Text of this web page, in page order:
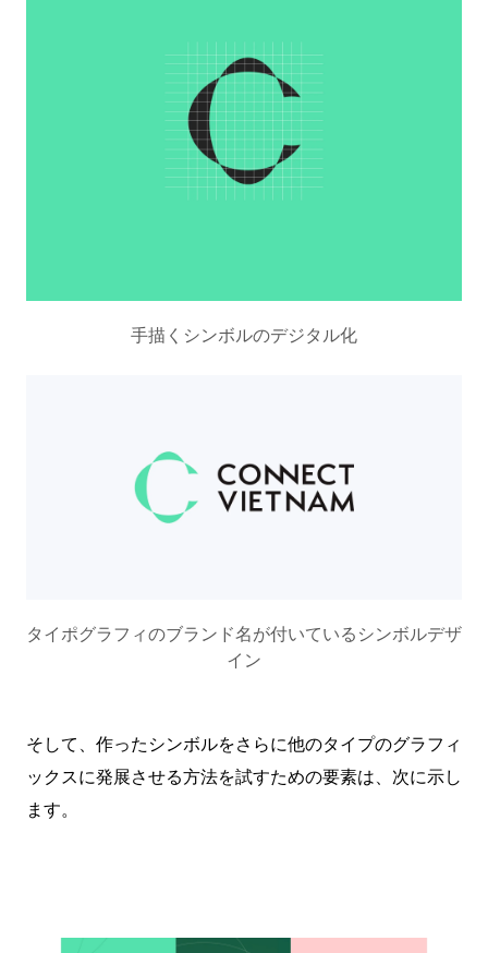
手描くシンボルのデジタル化
タイポグラフィのブランド名が付いているシンボルデザ
イン
そして、作ったシンボルをさらに他のタイプのグラフィ
ックスに発展させる方法を試すための要素は、次に示し
ます。